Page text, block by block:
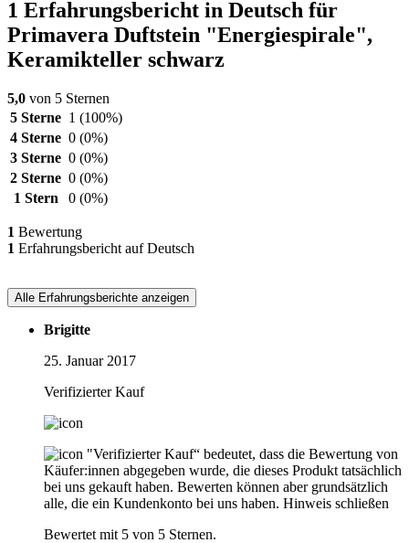
1 Erfahrungsbericht in Deutsch für
Primavera Duftstein "Energiespirale",
Keramikteller schwarz
5,0 von 5 Sternen
5 Sterne 1 (100%)
4 Sterne 0 (0%)
3 Sterne 0 (0%)
2 Sterne 0 (0%)
1 Stern
0 (0%)
1 Bewertung
1 Erfahrungsbericht auf Deutsch
Alle Erfahrungsberichte anzeigen
Brigitte
25. Januar 2017
Verifizierter Kauf
"Verifizierter Kauf“ bedeutet, dass die Bewertung von
Käufer:innen abgegeben wurde, die dieses Produkt tatsächlich
bei uns gekauft haben. Bewerten können aber grundsätzlich
alle, die ein Kundenkonto bei uns haben. Hinweis schließen
Bewertet mit 5 von 5 Sternen.